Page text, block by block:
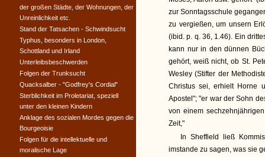
zur Sonntagsschule
zu vergießen, um unsern
(ibid. p. q. 36, 1.46). Ein
kann nur in den dünnen
gehört, weiß nicht, ob St.
Wesley (Stifter der
Christus sei, erhielt Horne
Apostel"; "er war der Sohn
von einem
Zeit,"
In Sheffield ließ
imstande zu sagen, was sie
der großen Städte, der Wohnungen, der
Unreinlichkeit etc.
Stand der Tatsachen - Schwindsucht
Typhus, besonders in London,
Schottland und Irland
Unterleibsbeschwerden
Folgen der Trunksucht
Quacksalber - "Godfrey's Cordial"
Sterblichkeit im Proletariat, speziell
unter den kleinen Kindern
Anklage des sozialen Mordes gegen die
Bourgeoisie
Folgen für die intellektuelle und
moralische Lage